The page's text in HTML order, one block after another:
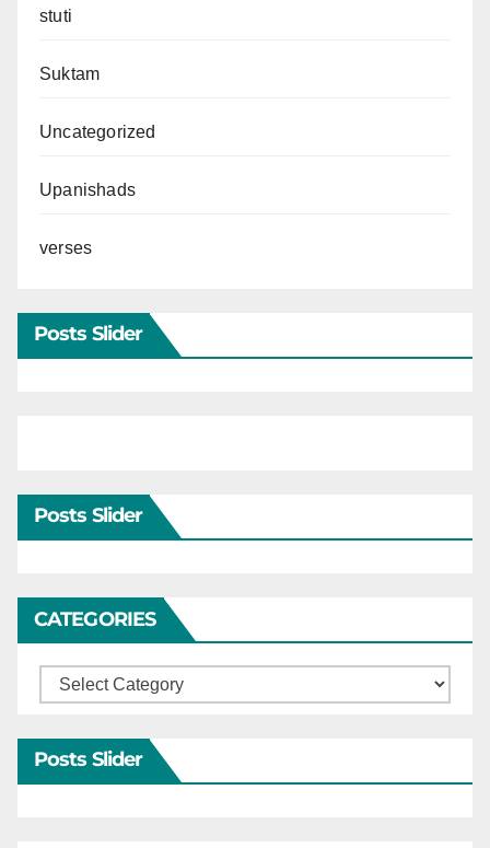
stuti
Suktam
Uncategorized
Upanishads
verses
Posts Slider
Posts Slider
CATEGORIES
Categories
Posts Slider